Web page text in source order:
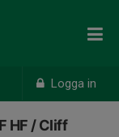
Logga in
HF / Cliff